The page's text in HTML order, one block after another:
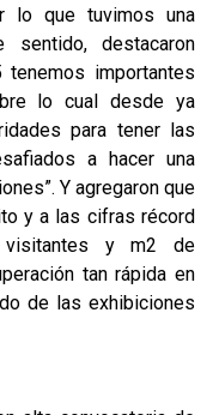
lo que tuvimos una
sentido, destacaron
importantes
lo cual desde ya
para tener las
a hacer una
Y agregaron que
y a las cifras récord
y m2 de
tan rápida en
de las exhibiciones